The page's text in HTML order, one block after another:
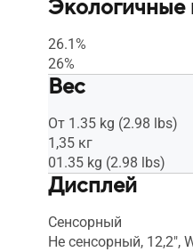
Экологичные
26.1%
26%
Вес
От 1.35 kg (2.98 lbs)
1,35 кг
01.35 kg (2.98 lbs)
Дисплей
Сенсорный
Не сенсорный, 12,2",